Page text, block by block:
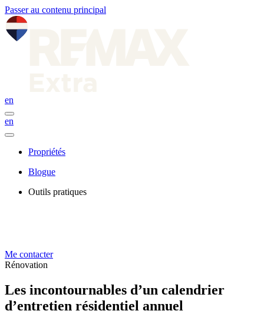
Passer au contenu principal
en
en
Propriétés
Blogue
Outils pratiques
Me contacter
Rénovation
Les incontournables d’un calendrier
d’entretien résidentiel annuel